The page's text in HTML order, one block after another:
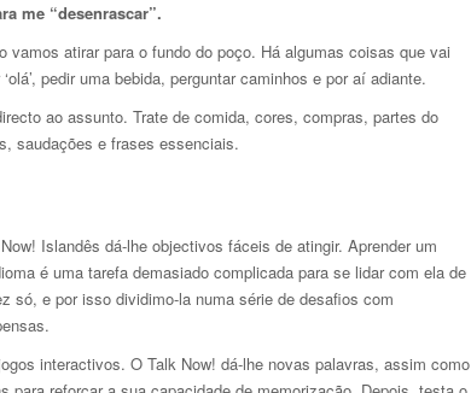
me “desenrascar”.
vamos atirar para o fundo do poço. Há algumas coisas que vai
pedir uma bebida, perguntar caminhos e por aí adiante.
ao assunto. Trate de comida, cores, compras, partes do
saudações e frases essenciais.
Islandês dá-lhe objectivos fáceis de atingir. Aprender um
é uma tarefa demasiado complicada para se lidar com ela de
só, e por isso dividimo-la numa série de desafios com
interactivos. O Talk Now! dá-lhe novas palavras, assim como